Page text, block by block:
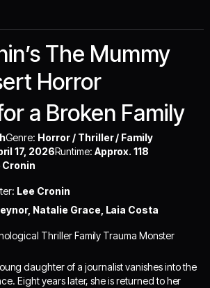
The Mummy
Horror
a Broken Family
Genre: Horror / Thriller / Family
17, 2026Runtime: Approx. 118
Cronin
Lee Cronin
Natalie Grace, Laia Costa
Thriller Family Trauma Monster
daughter of a journalist vanishes into the
Eight years later, she is returned to her